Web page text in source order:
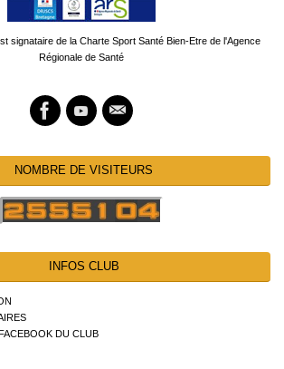
signataire de la Charte Sport Santé Bien-Etre de l'Agence
Régionale de Santé
NOMBRE DE VISITEURS
INFOS CLUB
DU CLUB